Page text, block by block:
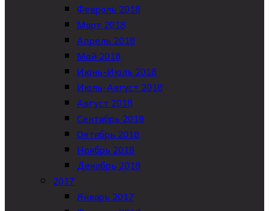
Февраль 2018
Март 2018
Апрель 2018
Май 2018
Июнь-Июль 2018
Июль-Август 2018
Август 2018
Сентябрь 2018
Октябрь 2018
Ноябрь 2018
Декабрь 2018
2017
Январь 2017